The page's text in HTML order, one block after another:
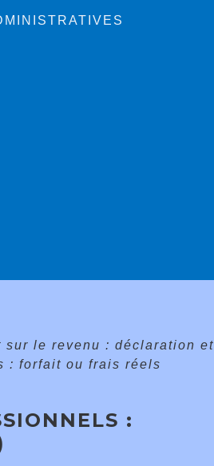
sur le revenu : déclaration et
: forfait ou frais réels
: